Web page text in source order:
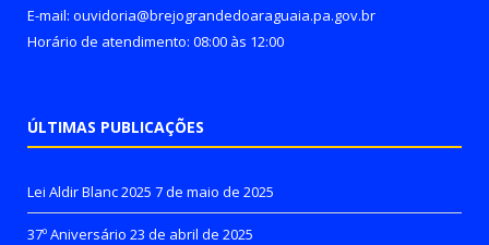
E-mail: ouvidoria@brejograndedoaraguaia.pa.gov.br
Horário de atendimento: 08:00 às 12:00
ÚLTIMAS PUBLICAÇÕES
Lei Aldir Blanc 2025 7 de maio de 2025
37º Aniversário 23 de abril de 2025